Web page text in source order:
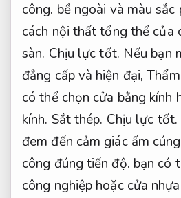
công. bề ngoài và màu
cách nội thất tổng thể của
sàn. Chịu lực tốt. Nếu bạn
đẳng cấp và hiện đại,
có thể chọn cửa bằng kính
kính. Sắt thép. Chịu lực tốt.
đem đến cảm giác ấm
công đúng tiến độ. bạn có
công nghiệp hoặc cửa